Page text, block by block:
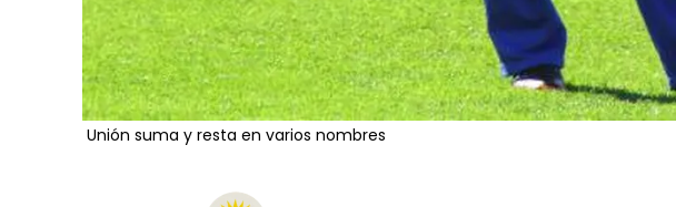
Unión suma y resta en varios nombres